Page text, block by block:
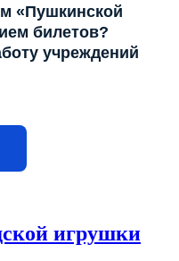
«Пушкинской
билетов?
учреждений
игрушки